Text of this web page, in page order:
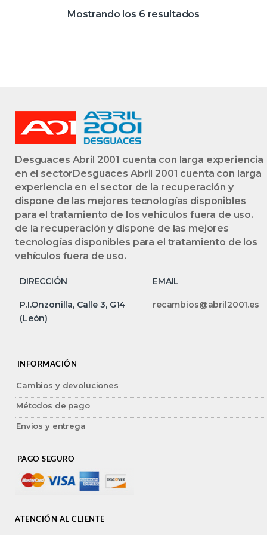
24V CAT] 22-6S-1 G
Mostrando los 6 resultados
Desguaces Abril 2001 cuenta con larga experiencia
en el sectorDesguaces Abril 2001 cuenta con larga
experiencia en el sector de la recuperación y
dispone de las mejores tecnologías disponibles
para el tratamiento de los vehículos fuera de uso.
de la recuperación y dispone de las mejores
tecnologías disponibles para el tratamiento de los
vehículos fuera de uso.
DIRECCIÓN EMAIL
P.I.Onzonilla, Calle 3, G14
(León)
recambios@abril2001.es
INFORMACIÓN
Cambios y devoluciones
Métodos de pago
Envíos y entrega
PAGO SEGURO
ATENCIÓN AL CLIENTE